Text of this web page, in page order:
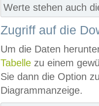
Werte stehen auch
Zugriff auf die
Um die Daten
Tabelle zu einem
Sie dann die Option
Diagrammanzeige.